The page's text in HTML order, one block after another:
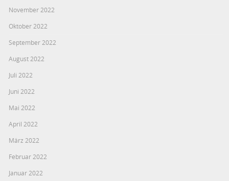
November 2022
Oktober 2022
September 2022
August 2022
Juli 2022
Juni 2022
Mai 2022
April 2022
März 2022
Februar 2022
Januar 2022